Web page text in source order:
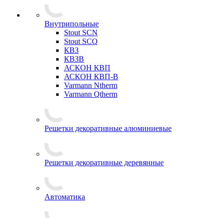
Внутрипольные
Stout SCN
Stout SCQ
КВЗ
КВЗВ
АСКОН КВП
АСКОН КВП-В
Varmann Ntherm
Varmann Qtherm
Решетки декоративные алюминиевые
Решетки декоративные деревянные
Автоматика